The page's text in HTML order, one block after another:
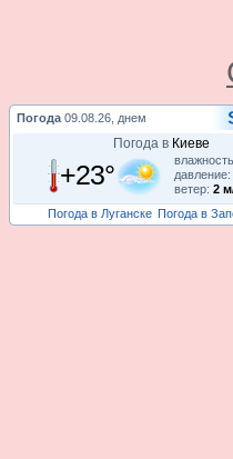
Погода 09.08.26, днем
Погода в Киеве
+23°
давление:
ветер: 2
Погода в Луганске Погода в